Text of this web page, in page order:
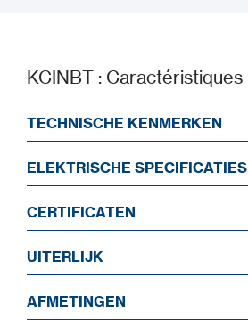
KCINBT : Caractéristiques
TECHNISCHE KENMERKEN
ELEKTRISCHE SPECIFICATIES
CERTIFICATEN
UITERLIJK
AFMETINGEN